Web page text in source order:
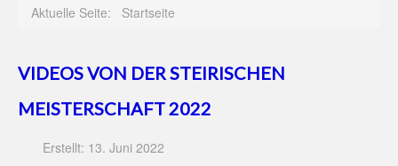
Aktuelle Seite: Startseite
VIDEOS VON DER STEIRISCHEN
MEISTERSCHAFT 2022
Erstellt: 13. Juni 2022